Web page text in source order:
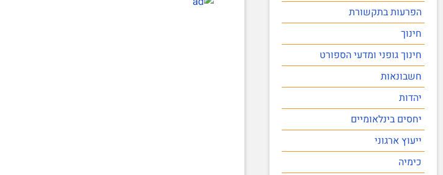
הפרעות בתקשורת
חינוך
חינוך גופני ומדעי הספורט
חשבונאות
יהדות
יחסים בינלאומיים
ייעוץ ארגוני
כימיה